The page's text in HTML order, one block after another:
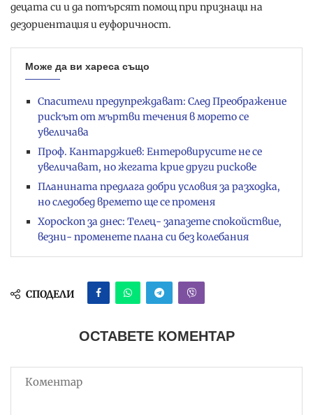
децата си и да потърсят помощ при признаци на
дезориентация и еуфоричност.
Може да ви хареса също
Спасители предупреждават: След Преображение
рискът от мъртви течения в морето се
увеличава
Проф. Кантарджиев: Ентеровирусите не се
увеличават, но жегата крие други рискове
Планината предлага добри условия за разходка,
но следобед времето ще се променя
Хороскоп за днес: Телец- запазете спокойствие,
везни- променете плана си без колебания
СПОДЕЛИ
ОСТАВЕТЕ КОМЕНТАР